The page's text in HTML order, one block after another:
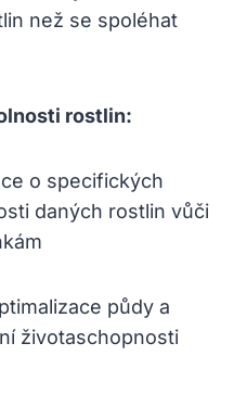
než se spoléhat
rostlin:
o specifických
daných rostlin vůči
půdy a
životaschopnosti